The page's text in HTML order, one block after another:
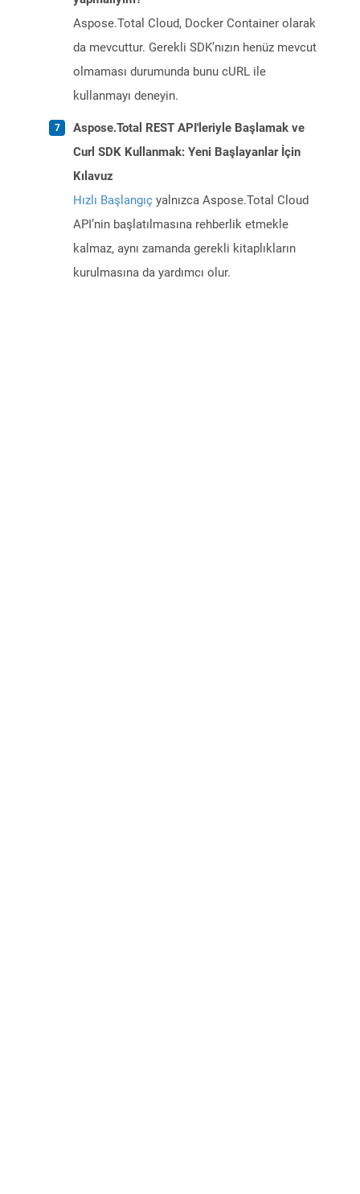
Aspose.Total Cloud, Docker Container olarak
da mevcuttur. Gerekli SDK’nızın henüz mevcut
olmaması durumunda bunu cURL ile
kullanmayı deneyin.
Aspose.Total REST API'leriyle Başlamak ve
Curl SDK Kullanmak: Yeni Başlayanlar İçin
Kılavuz
Hızlı Başlangıç yalnızca Aspose.Total Cloud
API’nin başlatılmasına rehberlik etmekle
kalmaz, aynı zamanda gerekli kitaplıkların
kurulmasına da yardımcı olur.